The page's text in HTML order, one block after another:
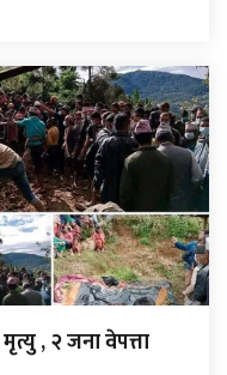
, २ जना वेपत्ता